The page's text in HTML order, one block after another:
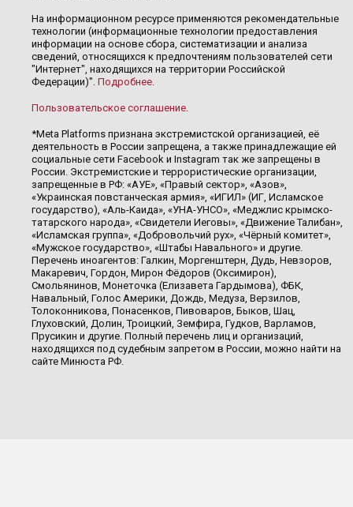
На информационном ресурсе применяются рекомендательные
технологии (информационные технологии предоставления
информации на основе сбора, систематизации и анализа
сведений, относящихся к предпочтениям пользователей сети
"Интернет", находящихся на территории Российской
Федерации)". Подробнее.
Пользовательское соглашение.
*Meta Platforms признана экстремистской организацией, её
деятельность в России запрещена, а также принадлежащие ей
социальные сети Facebook и Instagram так же запрещены в
России. Экстремистские и террористические организации,
запрещенные в РФ: «АУЕ», «Правый сектор», «Азов»,
«Украинская повстанческая армия», «ИГИЛ» (ИГ, Исламское
государство), «Аль-Каида», «УНА-УНСО», «Меджлис крымско-
татарского народа», «Свидетели Иеговы», «Движение Талибан»,
«Исламская группа», «Добровольчий рух», «Чёрный комитет»,
«Мужское государство», «Штабы Навального» и другие.
Перечень иноагентов: Галкин, Моргенштерн, Дудь, Невзоров,
Макаревич, Гордон, Мирон Фёдоров (Оксимирон),
Смольянинов, Монеточка (Елизавета Гардымова), ФБК,
Навальный, Голос Америки, Дождь, Медуза, Верзилов,
Толоконникова, Понасенков, Пивоваров, Быков, Шац,
Глуховский, Долин, Троицкий, Земфира, Гудков, Варламов,
Прусикин и другие. Полный перечень лиц и организаций,
находящихся под судебным запретом в России, можно найти на
сайте Минюста РФ.